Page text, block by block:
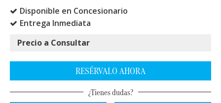
Disponible en Concesionario
Entrega Inmediata
Precio a Consultar
RESÉRVALO AHORA
¿Tienes dudas?